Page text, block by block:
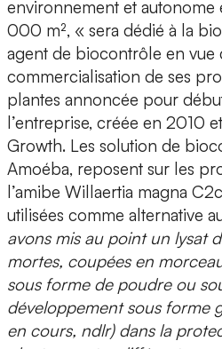
environnement et autonome
000 m², « sera dédié à la
agent de biocontrôle en vue
commercialisation de ses
plantes annoncée pour
l’entreprise, créée en 2010
Growth. Les solution de
Amoéba, reposent sur les
l’amibe Willaertia magna
utilisées comme alternative
avons mis au point un lysat
mortes, coupées en
sous forme de poudre ou
développement sous forme
en cours, ndlr) dans la